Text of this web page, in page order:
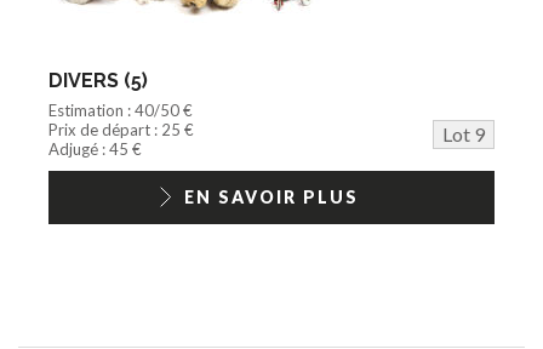
DIVERS (5)
Estimation : 40/50 €
Prix de départ : 25 €
Lot 9
Adjugé : 45 €
EN SAVOIR PLUS